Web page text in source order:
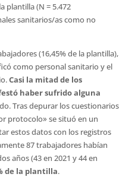
plantilla (N = 5.472
sanitarios/as como no
(16,45% de la plantilla),
como personal sanitario y el
Casi la mitad de los
haber sufrido alguna
Tras depurar los cuestionarios
protocolo» se situó en un
estos datos con los registros
87 trabajadores habían
años (43 en 2021 y 44 en
de la plantilla.